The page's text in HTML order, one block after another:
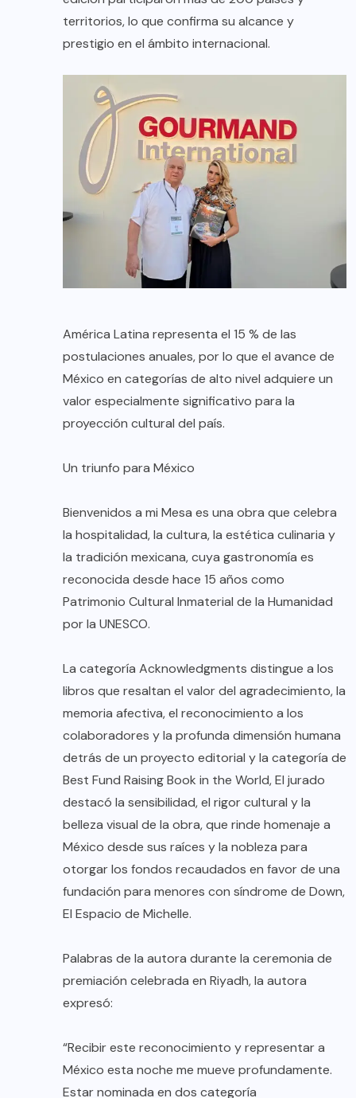
territorios, lo que confirma su alcance y
prestigio en el ámbito internacional.
América Latina representa el 15 % de las
postulaciones anuales, por lo que el avance de
México en categorías de alto nivel adquiere un
valor especialmente significativo para la
proyección cultural del país.
Un triunfo para México
Bienvenidos a mi Mesa es una obra que celebra
la hospitalidad, la cultura, la estética culinaria y
la tradición mexicana, cuya gastronomía es
reconocida desde hace 15 años como
Patrimonio Cultural Inmaterial de la Humanidad
por la UNESCO.
La categoría Acknowledgments distingue a los
libros que resaltan el valor del agradecimiento, la
memoria afectiva, el reconocimiento a los
colaboradores y la profunda dimensión humana
detrás de un proyecto editorial y la categoría de
Best Fund Raising Book in the World, El jurado
destacó la sensibilidad, el rigor cultural y la
belleza visual de la obra, que rinde homenaje a
México desde sus raíces y la nobleza para
otorgar los fondos recaudados en favor de una
fundación para menores con síndrome de Down,
El Espacio de Michelle.
Palabras de la autora durante la ceremonia de
premiación celebrada en Riyadh, la autora
expresó:
“Recibir este reconocimiento y representar a
México esta noche me mueve profundamente.
Estar nominada en dos categoría